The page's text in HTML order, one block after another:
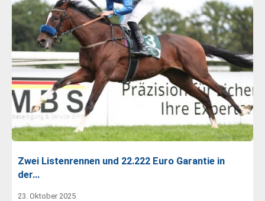
Zwei Listenrennen und 22.222 Euro Garantie in
der…
23. Oktober 2025